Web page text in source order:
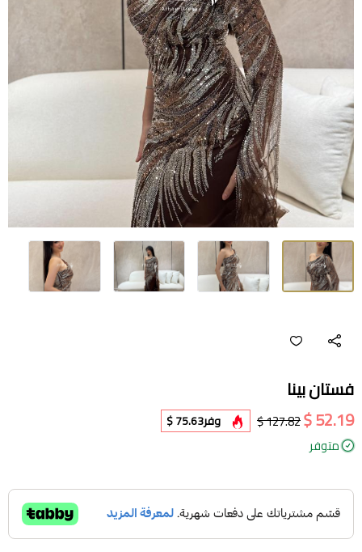
فستان بينا
52.19 $
127.82 $ وفر75.63 $
متوفر